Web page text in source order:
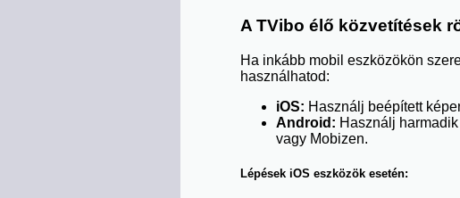
A TVibo élő közvetítések
Ha inkább mobil eszközökön
használhatod:
iOS: Használj beépített
Android: Használj
vagy Mobizen.
Lépések iOS eszközök esetén: